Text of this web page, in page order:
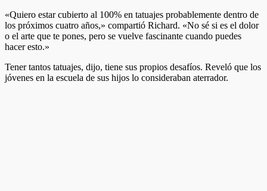
«Quiero estar cubierto al 100% en tatuajes probablemente dentro de
los próximos cuatro años,» compartió Richard. «No sé si es el dolor
o el arte que te pones, pero se vuelve fascinante cuando puedes
hacer esto.»
Tener tantos tatuajes, dijo, tiene sus propios desafíos. Reveló que los
jóvenes en la escuela de sus hijos lo consideraban aterrador.